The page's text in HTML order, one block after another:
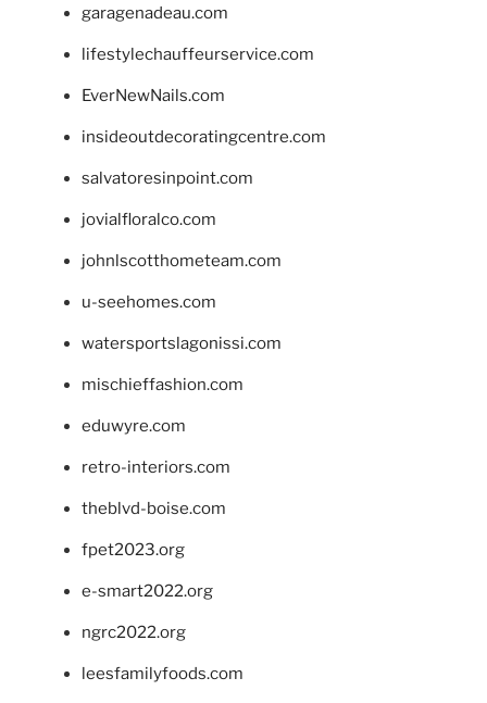
garagenadeau.com
lifestylechauffeurservice.com
EverNewNails.com
insideoutdecoratingcentre.com
salvatoresinpoint.com
jovialfloralco.com
johnlscotthometeam.com
u-seehomes.com
watersportslagonissi.com
mischieffashion.com
eduwyre.com
retro-interiors.com
theblvd-boise.com
fpet2023.org
e-smart2022.org
ngrc2022.org
leesfamilyfoods.com